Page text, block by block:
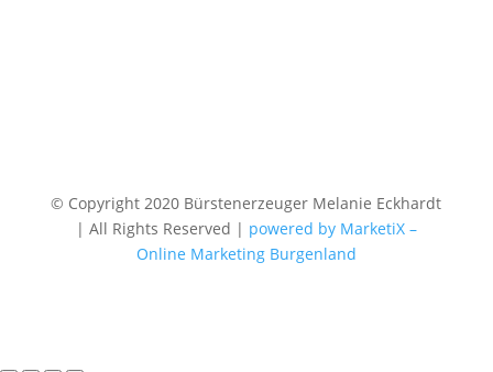
© Copyright 2020 Bürstenerzeuger Melanie Eckhardt
| All Rights Reserved | powered by MarketiX –
Online Marketing Burgenland